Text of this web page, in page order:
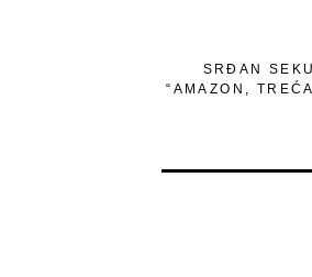
SRĐAN
“AMAZON,